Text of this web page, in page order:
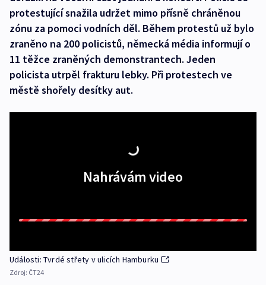
protestující snažila udržet mimo přísně chráněnou
zónu za pomoci vodních děl. Během protestů už bylo
zraněno na 200 policistů, německá média informují o
11 těžce zraněných demonstrantech. Jeden
policista utrpěl frakturu lebky. Při protestech ve
městě shořely desítky aut.
Nahrávám video
Události: Tvrdé střety v ulicích Hamburku
Zdroj: ČT24